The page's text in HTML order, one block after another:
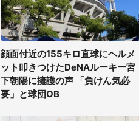
顔面付近の155キロ直球にヘルメ
ット叩きつけたDeNAルーキー宮
下朝陽に擁護の声 「負けん気必
要」と球団OB